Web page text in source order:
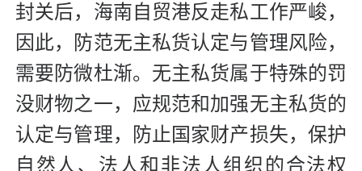
封关后，海南自贸港反走私工作严峻，
因此，防范无主私货认定与管理风险，
需要防微杜渐。无主私货属于特殊的罚
没财物之一，应规范和加强无主私货的
认定与管理，防止国家财产损失，保护
自然人、法人和非法人组织的合法权